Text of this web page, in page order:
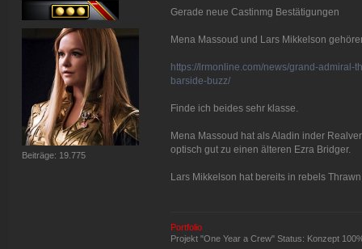
Beiträge: 19.775
Gerade neue Castinmg Bestätigungen
Mena Massoud und Lars Mikkelson
https://lrmonline.com/news/grand-
barside-buzz/
Finde ich beides sehr klasse.
Mena Massoud hat als Aladin inder
optisch gut zu einen älteren Ezra Bridger.
Lars Mikkelson hat bereits in rebels
Portfolio
Projekt "One Year a Crew" Status: Konzept